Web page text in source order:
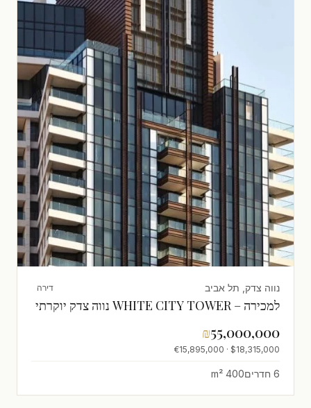
נווה צדק, תל אביב דירה
למכירה – WHITE CITY TOWER נווה צדק יוקרתי
₪55,000,000
$18,315,000 · €15,895,000
6 חדרים 400 m²